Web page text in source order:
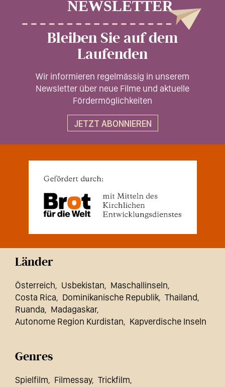
Bleiben Sie auf dem
Laufenden
Wir informieren regelmässig in unserem
Newsletter über neue Filme und aktuelle
Fördermöglichkeiten
JETZT ABONNIEREN
Länder
Österreich Usbekistan
Maschallinseln
Costa Rica
Dominikanische Republik Thailand
Ruanda
Madagaskar
Autonome Region Kurdistan
Kapverdische Inseln
Genres
Spielfilm Filmessay Trickfilm